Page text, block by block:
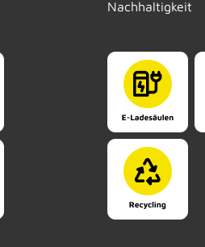
Nachhaltigkeit